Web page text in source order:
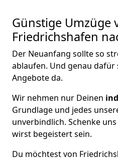
Günstige Umzüge
Friedrichshafen
Der Neuanfang sollte so
ablaufen. Und genau dafür
Angebote da.
Wir nehmen nur Deinen
Grundlage und jedes
unverbindlich. Schenke
wirst begeistert sein.
Du möchtest von